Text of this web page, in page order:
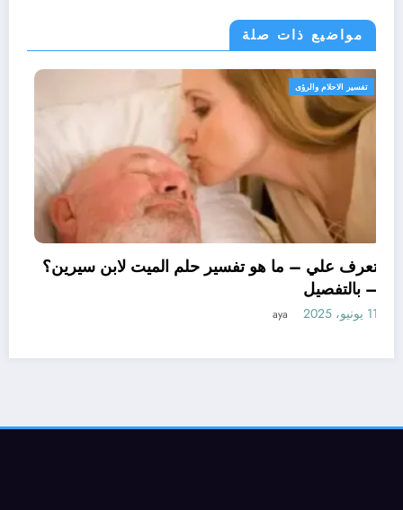
مواضيع ذات صلة
تفسير الاحلام والرؤى
تعرف علي – ما هو تفسير حلم الميت لابن
11 يونيو، 2025 حلم